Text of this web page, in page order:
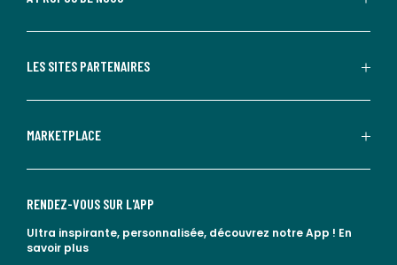
LES SITES PARTENAIRES
MARKETPLACE
RENDEZ-VOUS SUR L'APP
Ultra inspirante, personnalisée, découvrez notre App ! En
savoir plus